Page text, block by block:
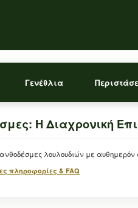
Γενέθλια
Η Διαχρονική
λουλουδιών με
πληροφορίες & FAQ